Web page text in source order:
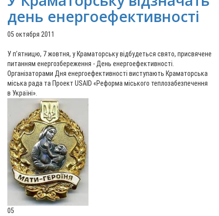
день енергоефективності
05 октября 2011
У п’ятницю, 7 жовтня, у Краматорську відбудеться свято, присвячене
питанням енергозбереження - День енергоефективності.
Організаторами Дня енергоефективності виступають Краматорська
міська рада та Проект USAID «Реформа міського теплозабезпечення
в Україні».
05